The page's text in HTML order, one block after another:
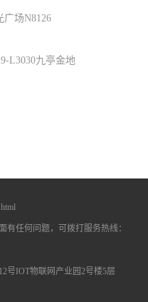
广场N8126
L3030九亭金地
有任何问题，可拨打服务热线：
号IOT物联网产业园2号楼5层